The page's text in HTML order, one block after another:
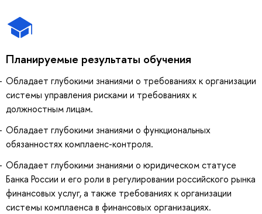
Планируемые результаты обучения
Обладает глубокими знаниями о требованиях к организации
системы управления рисками и требованиях к
должностным лицам.
Обладает глубокими знаниями о функциональных
обязанностях комплаенс-контроля.
Обладает глубокими знаниями о юридическом статусе
Банка России и его роли в регулировании российского рынка
финансовых услуг, а также требованиях к организации
системы комплаенса в финансовых организациях.